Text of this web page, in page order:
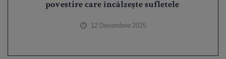
povestire care încălzește sufletele
12 Decembrie 2025